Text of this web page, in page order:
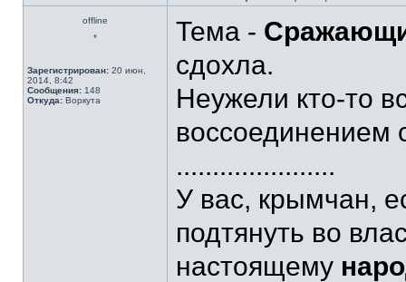
offline
*
Зарегистрирован: 20 июн,
2014, 8:42
Сообщения: 148
Откуда: Воркута
Тема -
сдохла.
Неужели кто-то
воссоединением
......................
У вас, крымчан,
подтянуть во
настоящему